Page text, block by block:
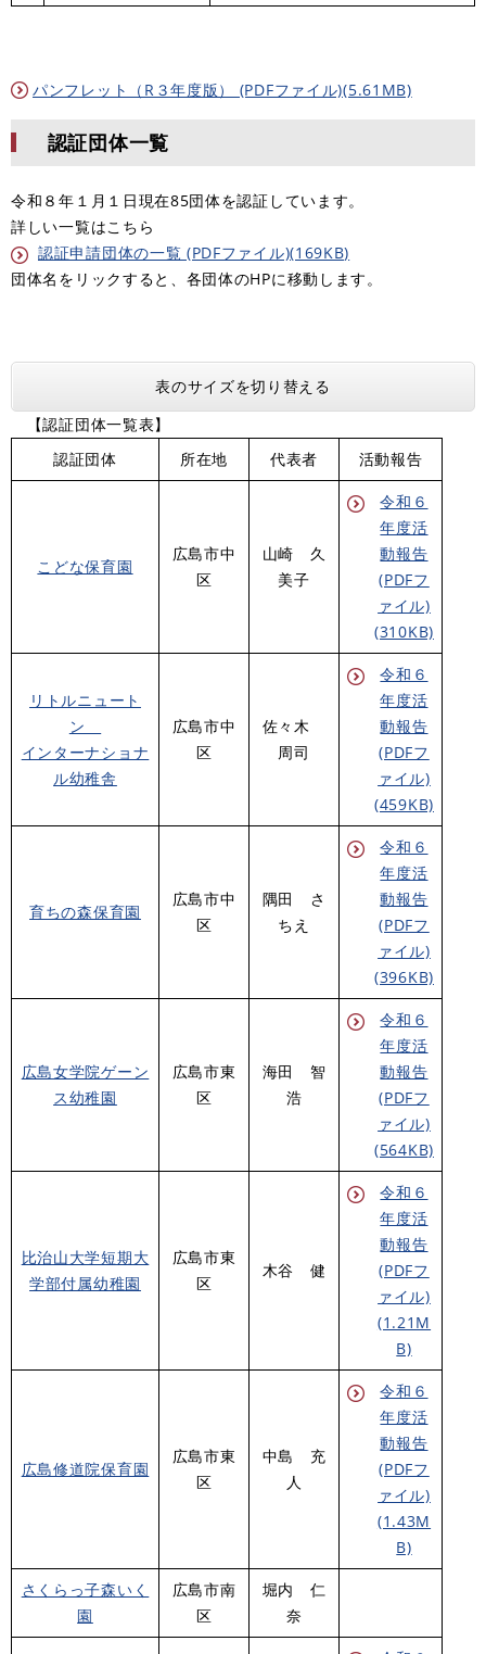
パンフレット（R３年度版） (PDFファイル)(5.61MB)
認証団体一覧
令和８年１月１日現在85団体を認証しています。
詳しい一覧はこちら
認証申請団体の一覧 (PDFファイル)(169KB)
団体名をリックすると、各団体のHPに移動します。
表のサイズを切り替える
【認証団体一覧表】
認証団体
所在地 代表者 活動報告
こどな保育園
広島市中
区
山崎 久
美子
令和６
年度活
動報告
(PDFフ
ァイル)
(310KB)
リトルニュート
ン
インターナショナ
ル幼稚舎
広島市中
区
佐々木
周司
令和６
年度活
動報告
(PDFフ
ァイル)
(459KB)
育ちの森保育園
広島市中
区
隅田 さ
ちえ
令和６
年度活
動報告
(PDFフ
ァイル)
(396KB)
広島女学院ゲーン
ス幼稚園
広島市東
区
海田 智
浩
令和６
年度活
動報告
(PDFフ
ァイル)
(564KB)
比治山大学短期大
学部付属幼稚園
広島市東
区
木谷 健
令和６
年度活
動報告
(PDFフ
ァイル)
(1.21M
B)
広島修道院保育園
広島市東
区
中島 充
人
令和６
年度活
動報告
(PDFフ
ァイル)
(1.43M
B)
さくらっ子森いく
園
広島市南
区
堀内 仁
奈